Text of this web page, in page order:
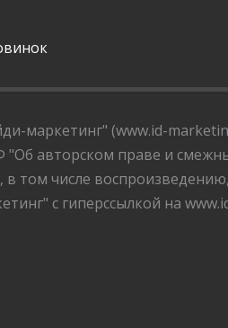
маркетинг" (www.id-
"Об авторском праве и
числе
с гиперссылкой на